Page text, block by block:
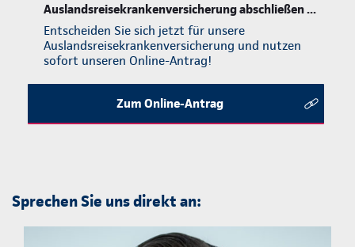
Auslandsreisekrankenversicherung abschließen ...
Entscheiden Sie sich jetzt für unsere
Auslandsreisekrankenversicherung und nutzen
sofort unseren Online-Antrag!
Zum Online-Antrag
Sprechen Sie uns direkt an: